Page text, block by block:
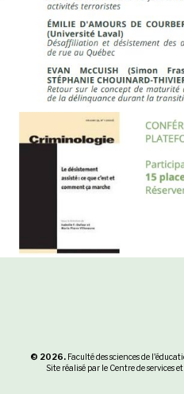
© 2026. Faculté des sciences de
Site réalisé par le Centre de services